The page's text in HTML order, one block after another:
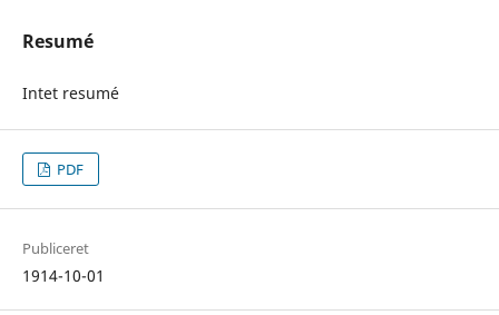
Resumé
Intet resumé
PDF
Publiceret
1914-10-01